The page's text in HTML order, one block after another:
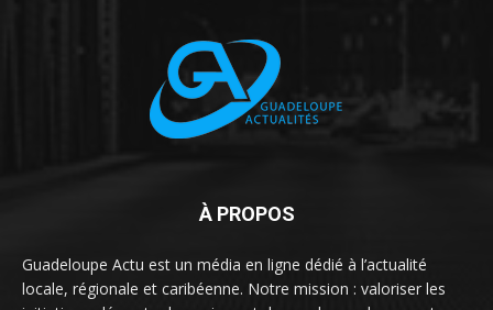
À PROPOS
Guadeloupe Actu est un média en ligne dédié à l’actualité
locale, régionale et caribéenne. Notre mission : valoriser les